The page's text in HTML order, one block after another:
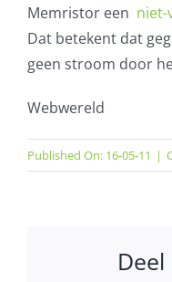
Memristor een niet-
Dat betekent dat
geen stroom door
Webwereld
Published On: 16-05-11 |